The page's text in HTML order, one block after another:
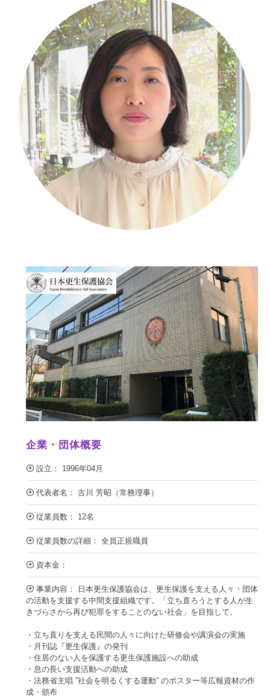
企業・団体概要
設立： 1996年04月
代表者名： 古川 芳昭（常務理事）
従業員数： 12名
従業員数の詳細： 全員正規職員
資本金：
事業内容： 日本更生保護協会は、更生保護を支える人々・団体
の活動を支援する中間支援組織です。「立ち直ろうとする人が生
きづらさから再び犯罪をすることのない社会」を目指して、
・立ち直りを支える民間の人々に向けた研修会や講演会の実施
・月刊誌『更生保護』の発刊
・住居のない人を保護する更生保護施設への助成
・息の長い支援活動への助成
・法務省主唱 ”社会を明るくする運動” のポスター等広報資材の作
成・頒布